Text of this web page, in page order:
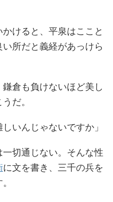
けると、平泉はここと
所だと義経があっけら
倉も負けないほど美し
だ。
いんじゃないですか」
切通じない。そんな性
に文を書き、三千の兵を